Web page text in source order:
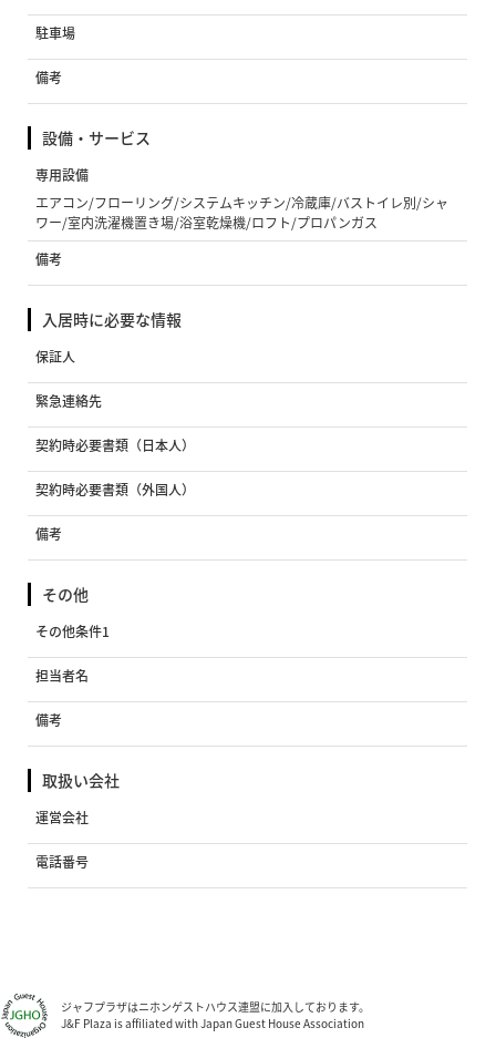
駐車場
備考
設備・サービス
専用設備
エアコン/フローリング/システムキッチン/冷蔵庫/バストイレ別/シャ
ワー/室内洗濯機置き場/浴室乾燥機/ロフト/プロパンガス
備考
入居時に必要な情報
保証人
緊急連絡先
契約時必要書類（日本人）
契約時必要書類（外国人）
備考
その他
その他条件1
担当者名
備考
取扱い会社
運営会社
電話番号
ジャフプラザはニホンゲストハウス連盟に加入しております。
J&F Plaza is affiliated with Japan Guest House Association